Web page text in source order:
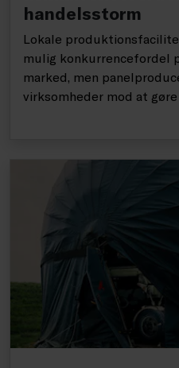
handelsstorm
Lokale
mulig konkurrencefordel
marked, men
virksomheder mod at